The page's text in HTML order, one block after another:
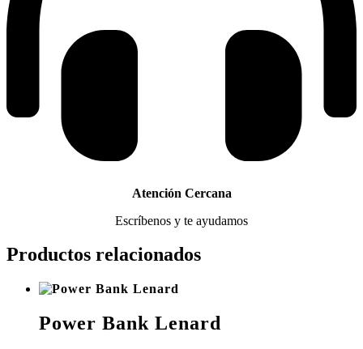
Atención Cercana
Escríbenos y te ayudamos
Productos relacionados
Power Bank Lenard